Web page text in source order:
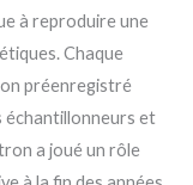
à reproduire une
Chaque
préenregistré
échantillonneurs et
a joué un rôle